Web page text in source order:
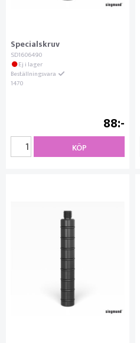
Specialskruv
SD1606490
Ej i lager
Beställningsvara
1470
88
KÖP